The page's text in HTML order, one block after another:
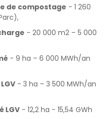
de compostage - 1 260
- 20 000 m2 – 5 000
- 9 ha – 6 000 MWh/an
- 3 ha – 3 500 MWh/an
LGV- 12,2 ha - 15,54 GWh